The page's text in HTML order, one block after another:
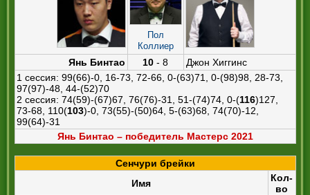
Пол
Коллиер
Янь Бинтао 10 - 8
Джон Хиггинс
1 сессия: 99(66)-0, 16-73, 72-66, 0-(63)71, 0-(98)98, 28-73,
97(97)-48, 44-(52)70
2 сессия: 74(59)-(67)67, 76(76)-31, 51-(74)74, 0-(116)127,
73-68, 110(103)-0, 73(55)-(50)64, 5-(63)68, 74(70)-12,
99(64)-31
Янь Бинтао – победитель Мастерс 2021
Сенчури брейки
Имя
Кол-
во